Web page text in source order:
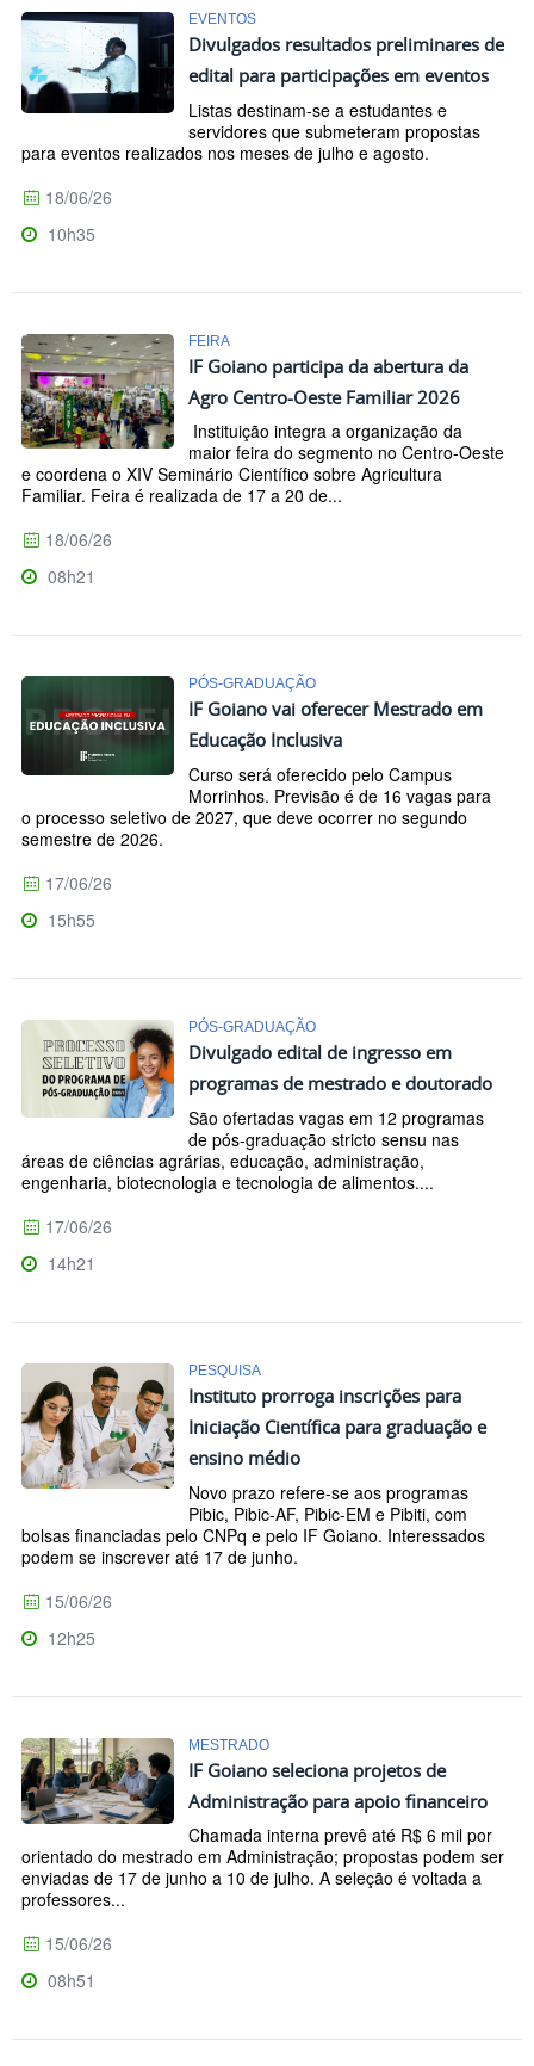
EVENTOS
Divulgados resultados preliminares de
edital para participações em eventos
Listas destinam-se a estudantes e
servidores que submeteram propostas
para eventos realizados nos meses de julho e agosto.
18/06/26
10h35
FEIRA
IF Goiano participa da abertura da
Agro Centro-Oeste Familiar 2026
Instituição integra a organização da
maior feira do segmento no Centro-Oeste
e coordena o XIV Seminário Científico sobre Agricultura
Familiar. Feira é realizada de 17 a 20 de...
18/06/26
08h21
PÓS-GRADUAÇÃO
IF Goiano vai oferecer Mestrado em
Educação Inclusiva
Curso será oferecido pelo Campus
Morrinhos. Previsão é de 16 vagas para
o processo seletivo de 2027, que deve ocorrer no segundo
semestre de 2026.
17/06/26
15h55
PÓS-GRADUAÇÃO
Divulgado edital de ingresso em
programas de mestrado e doutorado
São ofertadas vagas em 12 programas
de pós-graduação stricto sensu nas
áreas de ciências agrárias, educação, administração,
engenharia, biotecnologia e tecnologia de alimentos....
17/06/26
14h21
PESQUISA
Instituto prorroga inscrições para
Iniciação Científica para graduação e
ensino médio
Novo prazo refere-se aos programas
Pibic, Pibic-AF, Pibic-EM e Pibiti, com
bolsas financiadas pelo CNPq e pelo IF Goiano. Interessados
podem se inscrever até 17 de junho.
15/06/26
12h25
MESTRADO
IF Goiano seleciona projetos de
Administração para apoio financeiro
Chamada interna prevê até R$ 6 mil por
orientado do mestrado em Administração; propostas podem ser
enviadas de 17 de junho a 10 de julho. A seleção é voltada a
professores...
15/06/26
08h51